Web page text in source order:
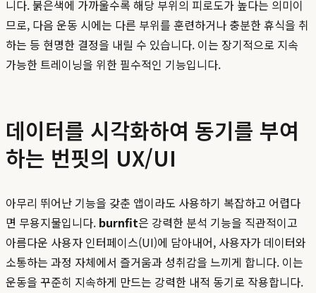
니다. 붉은색에 가까울수록 해당 부위의 피로도가 높다는 의미이
므로, 다음 운동 시에는 다른 부위를 훈련하거나 충분한 휴식을 취
하는 등 현명한 결정을 내릴 수 있습니다. 이는 장기적으로 지속
가능한 트레이닝을 위한 필수적인 기능입니다.
데이터를 시각화하여 동기를 부여
하는 번핏의 UX/UI
아무리 뛰어난 기능을 갖춘 앱이라도 사용하기 복잡하고 어렵다
면 무용지물입니다. burnfit은 강력한 분석 기능을 직관적이고
아름다운 사용자 인터페이스(UI)에 담아내어, 사용자가 데이터와
소통하는 과정 자체에서 즐거움과 성취감을 느끼게 합니다. 이는
운동을 꾸준히 지속하게 만드는 강력한 내적 동기로 작용합니다.